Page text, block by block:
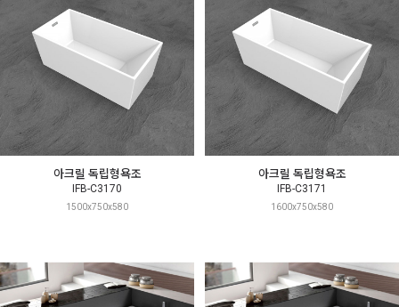
아크릴 독립형욕조
IFB-C3170
1500x750x580
아크릴 독립형욕조
IFB-C3171
1600x750x580